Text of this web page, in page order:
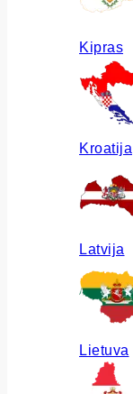
Kipras
Kroatija
Latvija
Lietuva